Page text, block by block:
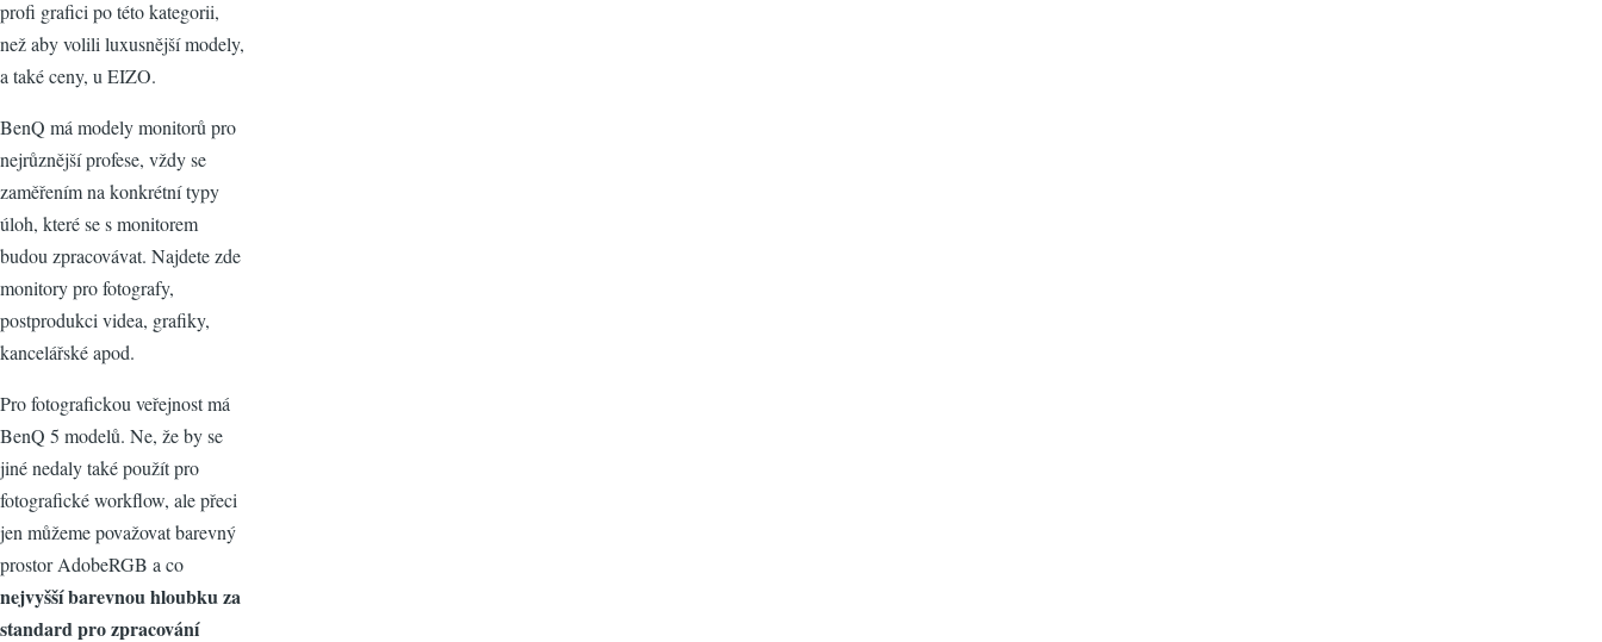
profi grafici po této kategorii,
než aby volili luxusnější modely,
a také ceny, u EIZO.
BenQ má modely monitorů pro
nejrůznější profese, vždy se
zaměřením na konkrétní typy
úloh, které se s monitorem
budou zpracovávat. Najdete zde
monitory pro fotografy,
postprodukci videa, grafiky,
kancelářské apod.
Pro fotografickou veřejnost má
BenQ 5 modelů. Ne, že by se
jiné nedaly také použít pro
fotografické workflow, ale přeci
jen můžeme považovat barevný
prostor AdobeRGB a co
nejvyšší barevnou hloubku za
standard pro zpracování